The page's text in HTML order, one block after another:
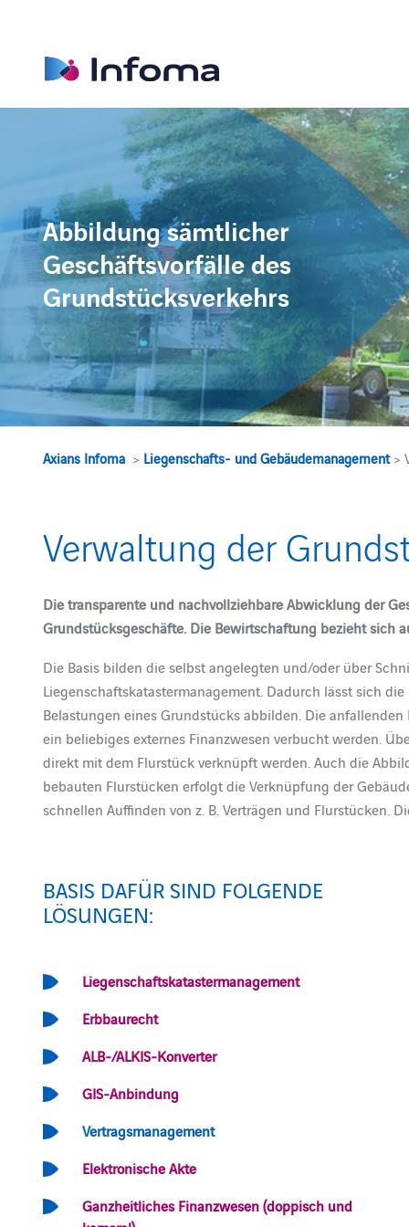
Abbildung sämtlicher
Geschäftsvorfälle des
Grundstücksverkehrs
Axians Infoma > Liegenschafts- und Gebäudemanagement>
Verwaltung der
Die transparente und nachvollziehbare Abwicklung der
Grundstücksgeschäfte. Die Bewirtschaftung bezieht sich
Die Basis bilden die selbst angelegten und/oder über
Liegenschaftskatastermanagement. Dadurch lässt sich
Belastungen eines Grundstücks abbilden. Die
ein beliebiges externes Finanzwesen verbucht werden.
direkt mit dem Flurstück verknüpft werden. Auch die
bebauten Flurstücken erfolgt die Verknüpfung der
schnellen Auffinden von z. B. Verträgen und Flurstücken.
BASIS DAFÜR SIND FOLGENDE
LÖSUNGEN:
Liegenschaftskatastermanagement
Erbbaurecht
ALB-/ALKIS-Konverter
GIS-Anbindung
Vertragsmanagement
Elektronische Akte
Ganzheitliches Finanzwesen (doppisch und